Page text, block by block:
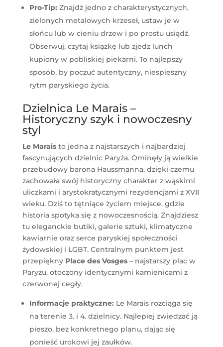
Pro-Tip: Znajdź jedno z charakterystycznych,
zielonych metalowych krzeseł, ustaw je w
słońcu lub w cieniu drzew i po prostu usiądź.
Obserwuj, czytaj książkę lub zjedz lunch
kupiony w pobliskiej piekarni. To najlepszy
sposób, by poczuć autentyczny, niespieszny
rytm paryskiego życia.
Dzielnica Le Marais –
Historyczny szyk i nowoczesny
styl
Le Maraisto jedna z najstarszych i najbardziej
fascynujących dzielnic Paryża. Ominęły ją wielkie
przebudowy barona Haussmanna, dzięki czemu
zachowała swój historyczny charakter z wąskimi
uliczkami i arystokratycznymi rezydencjami z XVII
wieku. Dziś to tętniące życiem miejsce, gdzie
historia spotyka się z nowoczesnością. Znajdziesz
tu eleganckie butiki, galerie sztuki, klimatyczne
kawiarnie oraz serce paryskiej społeczności
żydowskiej i LGBT. Centralnym punktem jest
przepiękny Place des Vosges– najstarszy plac w
Paryżu, otoczony identycznymi kamienicami z
czerwonej cegły.
Informacje praktyczne: Le Marais rozciąga się
na terenie 3. i 4. dzielnicy. Najlepiej zwiedzać ją
pieszo, bez konkretnego planu, dając się
ponieść urokowi jej zaułków.